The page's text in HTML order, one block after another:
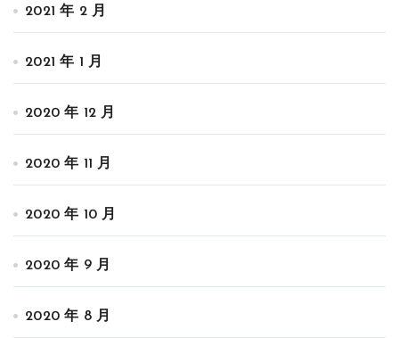
2021 年 2 月
2021 年 1 月
2020 年 12 月
2020 年 11 月
2020 年 10 月
2020 年 9 月
2020 年 8 月